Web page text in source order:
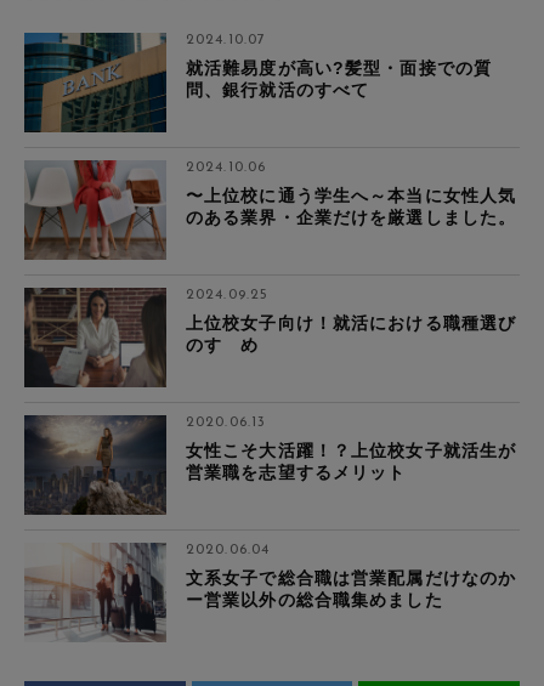
2024.10.07
就活難易度が高い?髪型・面接での質
問、銀行就活のすべて
2024.10.06
〜上位校に通う学生へ～本当に女性人気
のある業界・企業だけを厳選しました。
2024.09.25
上位校女子向け！就活における職種選び
のすゝめ
2020.06.13
女性こそ大活躍！？上位校女子就活生が
営業職を志望するメリット
2020.06.04
文系女子で総合職は営業配属だけなのか
ー営業以外の総合職集めました